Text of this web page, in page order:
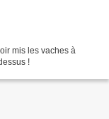
mis les vaches à
!